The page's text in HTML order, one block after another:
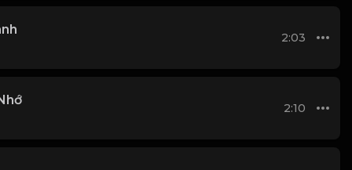
2:03
2:10